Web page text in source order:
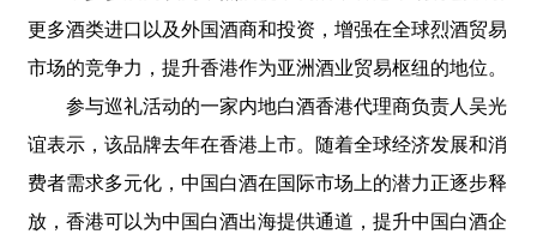
更多酒类进口以及外国酒商和投资，增强在全球烈酒贸易
市场的竞争力，提升香港作为亚洲酒业贸易枢纽的地位。
参与巡礼活动的一家内地白酒香港代理商负责人吴光
谊表示，该品牌去年在香港上市。随着全球经济发展和消
费者需求多元化，中国白酒在国际市场上的潜力正逐步释
放，香港可以为中国白酒出海提供通道，提升中国白酒企